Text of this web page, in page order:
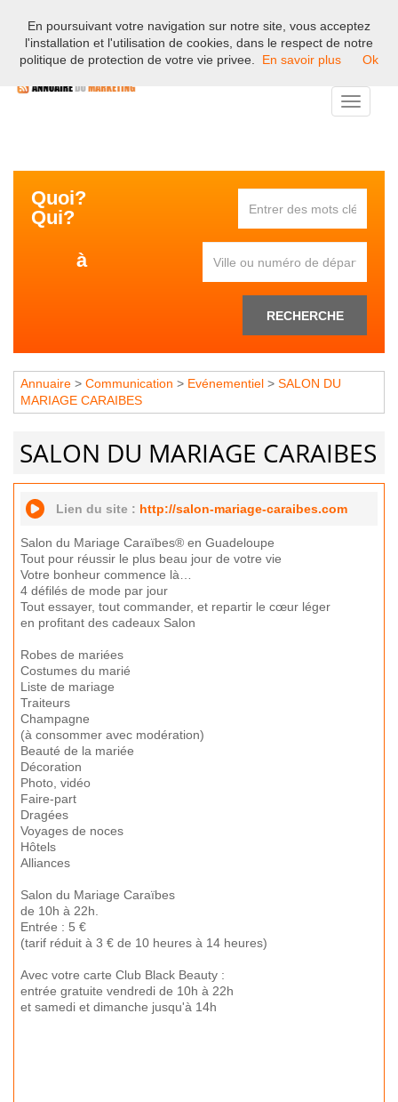
Bienvenue sur l'annuaire professionnel du marketing et de la
communication en France.
Toggle
Quoi?
Qui?
à
RECHERCHE
Annuaire > Communication > Evénementiel > SALON DU
MARIAGE CARAIBES
SALON DU MARIAGE CARAIBES
Lien du site : http://salon-mariage-caraibes.com
Salon du Mariage Caraïbes® en Guadeloupe
Tout pour réussir le plus beau jour de votre vie
Votre bonheur commence là…
4 défilés de mode par jour
Tout essayer, tout commander, et repartir le cœur léger
en profitant des cadeaux Salon
Robes de mariées
Costumes du marié
Liste de mariage
Traiteurs
Champagne
(à consommer avec modération)
Beauté de la mariée
Décoration
Photo, vidéo
Faire-part
Dragées
Voyages de noces
Hôtels
Alliances
Salon du Mariage Caraïbes
de 10h à 22h.
Entrée : 5 €
(tarif réduit à 3 € de 10 heures à 14 heures)
Avec votre carte Club Black Beauty :
entrée gratuite vendredi de 10h à 22h
et samedi et dimanche jusqu'à 14h
En poursuivant votre navigation sur notre site, vous acceptez
l'installation et l'utilisation de cookies, dans le respect de notre
politique de protection de votre vie privee.
En savoir plus Ok